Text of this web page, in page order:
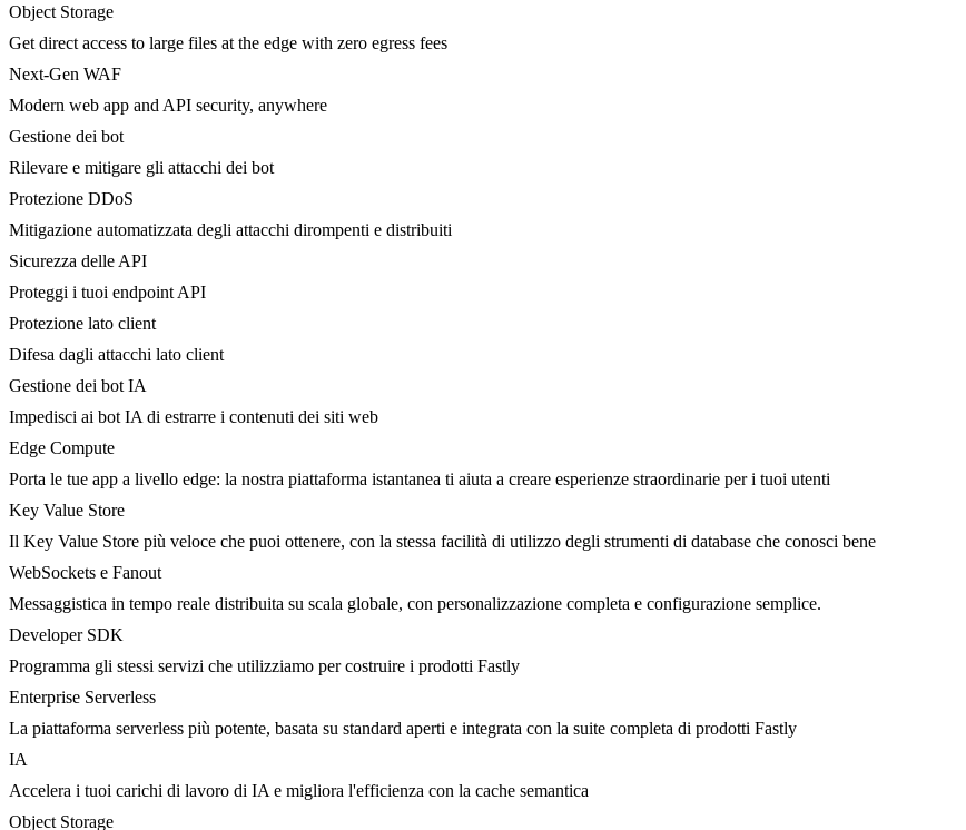
Object Storage
Get direct access to large files at the edge with zero egress fees
Next-Gen WAF
Modern web app and API security, anywhere
Gestione dei bot
Rilevare e mitigare gli attacchi dei bot
Protezione DDoS
Mitigazione automatizzata degli attacchi dirompenti e distribuiti
Sicurezza delle API
Proteggi i tuoi endpoint API
Protezione lato client
Difesa dagli attacchi lato client
Gestione dei bot IA
Impedisci ai bot IA di estrarre i contenuti dei siti web
Edge Compute
Porta le tue app a livello edge: la nostra piattaforma istantanea ti aiuta a creare esperienze straordinarie per i tuoi utenti
Key Value Store
Il Key Value Store più veloce che puoi ottenere, con la stessa facilità di utilizzo degli strumenti di database che conosci bene
WebSockets e Fanout
Messaggistica in tempo reale distribuita su scala globale, con personalizzazione completa e configurazione semplice.
Developer SDK
Programma gli stessi servizi che utilizziamo per costruire i prodotti Fastly
Enterprise Serverless
La piattaforma serverless più potente, basata su standard aperti e integrata con la suite completa di prodotti Fastly
IA
Accelera i tuoi carichi di lavoro di IA e migliora l'efficienza con la cache semantica
Object Storage